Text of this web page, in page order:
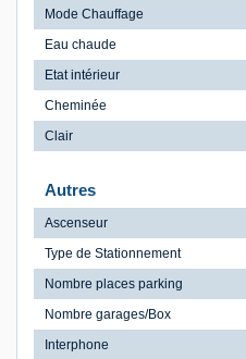
Mode Chauffage
Eau chaude
Etat intérieur
Cheminée
Clair
Autres
Ascenseur
Type de Stationnement
Nombre places parking
Nombre garages/Box
Interphone